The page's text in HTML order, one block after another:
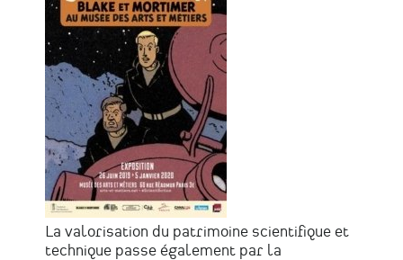
La valorisation du patrimoine scientifique et
technique passe également par la